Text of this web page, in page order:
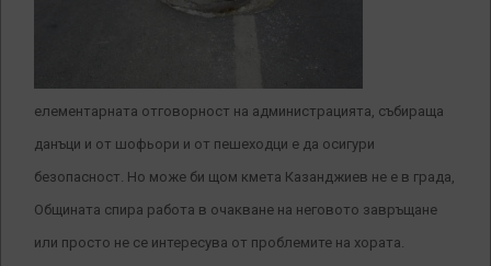
елементарната отговорност на администрацията, събираща
данъци и от шофьори и от пешеходци е да осигури
безопасност. Но може би щом кмета Казанджиев не е в града,
Общината спира работа в очакване на неговото завръщане
или просто не се интересува от проблемите на хората.